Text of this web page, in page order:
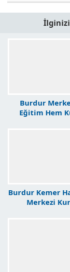
İlginizi
Burdur
Eğitim Hem
Burdur Kemer
Merkezi